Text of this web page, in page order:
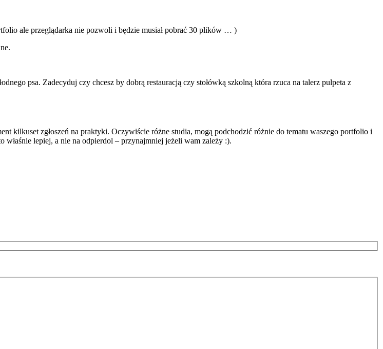
ale przeglądarka nie pozwoli i będzie musiał pobrać 30 plików … )
psa. Zadecyduj czy chcesz by dobrą restauracją czy stołówką szkolną która rzuca na talerz pulpeta z
kilkuset zgłoszeń na praktyki. Oczywiście różne studia, mogą podchodzić różnie do tematu waszego portfolio i
właśnie lepiej, a nie na odpierdol – przynajmniej jeżeli wam zależy :).